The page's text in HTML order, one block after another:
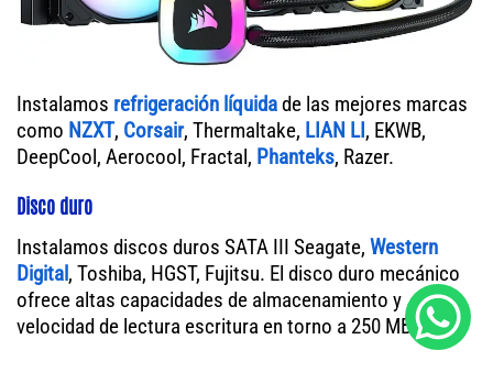
Instalamos refrigeración líquidade las mejores marcas
como NZXT, Corsair, Thermaltake, LIAN LI, EKWB,
DeepCool, Aerocool, Fractal, Phanteks, Razer.
Disco duro
Instalamos discos duros SATA III Seagate, Western
Digital, Toshiba, HGST, Fujitsu. El disco duro mecánico
ofrece altas capacidades de almacenamiento y
velocidad de lectura escritura en torno a 250 MB/s.